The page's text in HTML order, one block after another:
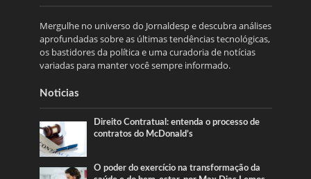
Mergulhe no universo do Jornaldesp e descubra análises
aprofundadas sobre as últimas tendências tecnológicas,
os bastidores da política e uma curadoria de notícias
variadas para manter você sempre informado.
Noticias
Direito Contratual: entenda o processo de
contratos do McDonald’s
O poder do exercício na transformação da